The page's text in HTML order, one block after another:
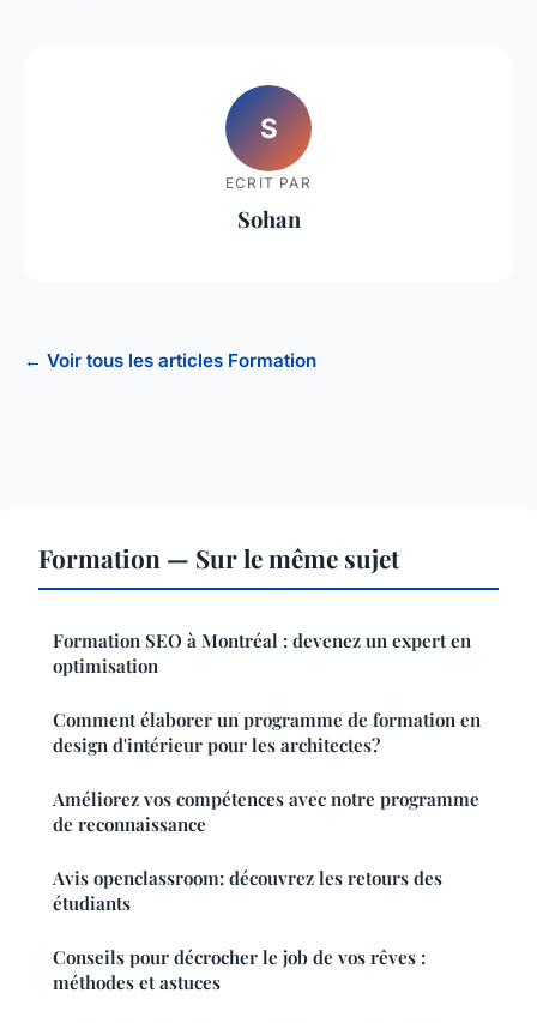
S
ECRIT PAR
Sohan
← Voir tous les articles Formation
Formation — Sur le même sujet
Formation SEO à Montréal : devenez un expert en
optimisation
Comment élaborer un programme de formation en
design d'intérieur pour les architectes?
Améliorez vos compétences avec notre programme
de reconnaissance
Avis openclassroom: découvrez les retours des
étudiants
Conseils pour décrocher le job de vos rêves :
méthodes et astuces